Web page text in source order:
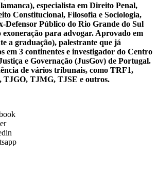
especialista em Direito Penal,
Constitucional, Filosofia e Sociologia,
Defensor Público do Rio Grande do Sul
exoneração para advogar. Aprovado em
a graduação), palestrante que já
em 3 continentes e investigador do Centro
e Governação (JusGov) de Portugal.
de vários tribunais, como TRF1,
TJGO, TJMG, TJSE e outros.